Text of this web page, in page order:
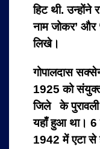
हिट थी. उन्होंने
नाम जोकर’
लिखे।
गोपालदास
1925 को संयुक्त
जिले के पुरावली
यहाँ हुआ था। 6
1942 में एटा से